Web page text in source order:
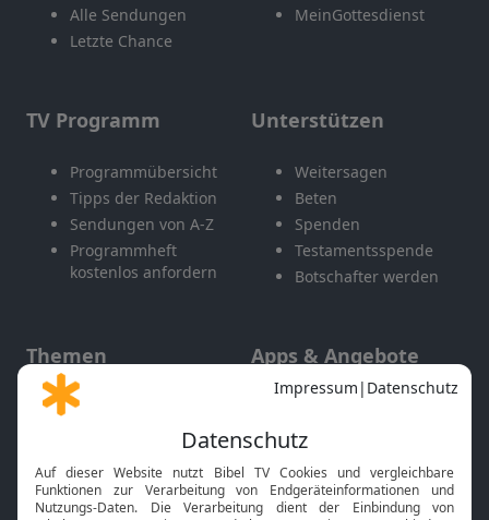
Alle Sendungen
Letzte Chance
MeinGottesdienst
TV Programm
Programmübersicht
Tipps der Redaktion
Sendungen von A-Z
Programmheft
kostenlos anfordern
Unterstützen
Weitersagen
Beten
Spenden
Testamentsspende
Botschafter werden
Themen
Gott und Bibel erklärt
Neuigkeiten
Apps & Angebote
Mobile App
Smart TV
HbbTV